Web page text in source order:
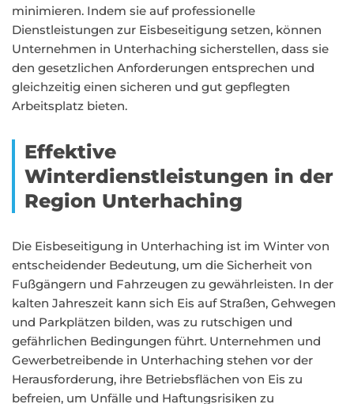
minimieren. Indem sie auf professionelle
Dienstleistungen zur Eisbeseitigung setzen, können
Unternehmen in Unterhaching sicherstellen, dass sie
den gesetzlichen Anforderungen entsprechen und
gleichzeitig einen sicheren und gut gepflegten
Arbeitsplatz bieten.
Effektive
Winterdienstleistungen in der
Region Unterhaching
Die Eisbeseitigung in Unterhaching ist im Winter von
entscheidender Bedeutung, um die Sicherheit von
Fußgängern und Fahrzeugen zu gewährleisten. In der
kalten Jahreszeit kann sich Eis auf Straßen, Gehwegen
und Parkplätzen bilden, was zu rutschigen und
gefährlichen Bedingungen führt. Unternehmen und
Gewerbetreibende in Unterhaching stehen vor der
Herausforderung, ihre Betriebsflächen von Eis zu
befreien, um Unfälle und Haftungsrisiken zu